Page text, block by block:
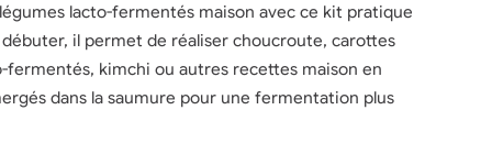
lacto-fermentés maison avec ce kit pratique
il permet de réaliser choucroute, carottes
fermentés, kimchi ou autres recettes maison en
dans la saumure pour une fermentation plus